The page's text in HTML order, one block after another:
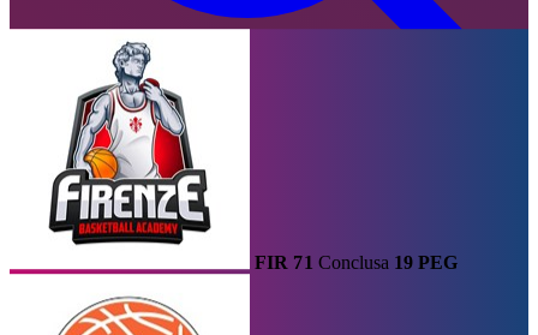
LBF TV
U14 ·2021-22
COPPA ITALIANA U14
FIR 71 Conclusa 19 PEG